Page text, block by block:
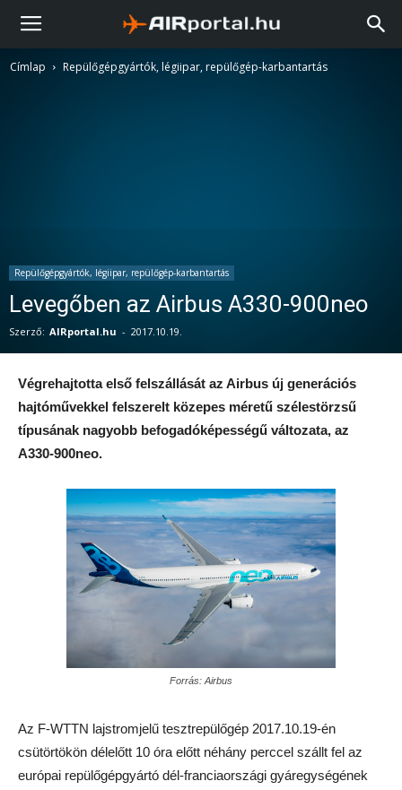
Címlap Repülőgépgyártók, légiipar, repülőgép-karbantartás
Repülőgépgyártók, légiipar, repülőgép-karbantartás
Levegőben az Airbus A330-900neo
Szerző: AIRportal.hu - 2017.10.19.
Végrehajtotta első felszállását az Airbus új generációs
hajtóművekkel felszerelt közepes méretű szélestörzsű
típusának nagyobb befogadóképességű változata, az
A330-900neo.
Forrás: Airbus
Az F-WTTN lajstromjelű tesztrepülőgép 2017.10.19-én
csütörtökön délelőtt 10 óra előtt néhány perccel szállt fel az
európai repülőgépgyártó dél-franciaországi gyáregységének